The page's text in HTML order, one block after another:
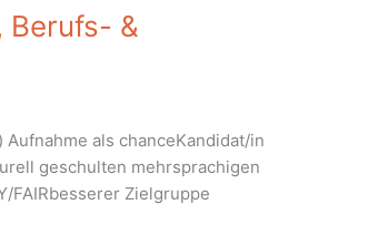
Berufs- &
als chanceKandidat/in
geschulten mehrsprachigen
FAIRbesserer Zielgruppe